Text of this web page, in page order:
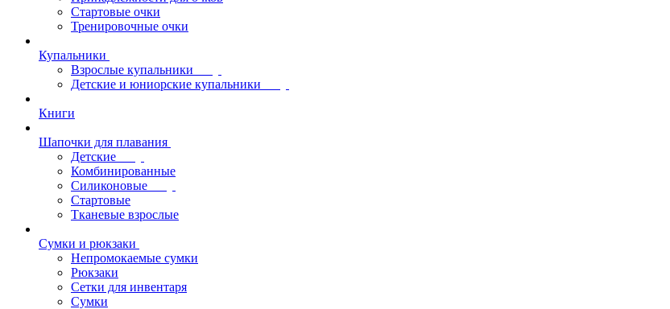
Стартовые очки
Тренировочные очки
Купальники
Взрослые купальники
Детские и юниорские купальники
Книги
Шапочки для плавания
Детские
Комбинированные
Силиконовые
Стартовые
Тканевые взрослые
Сумки и рюкзаки
Непромокаемые сумки
Рюкзаки
Сетки для инвентаря
Сумки